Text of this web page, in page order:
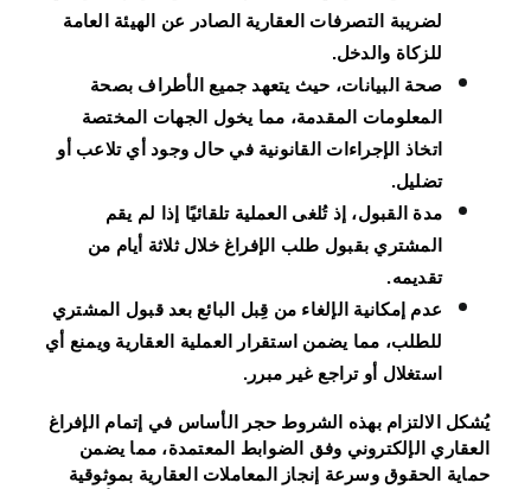
لضريبة التصرفات العقارية الصادر عن الهيئة العامة
للزكاة والدخل.
صحة البيانات، حيث يتعهد جميع الأطراف بصحة
المعلومات المقدمة، مما يخول الجهات المختصة
اتخاذ الإجراءات القانونية في حال وجود أي تلاعب أو
تضليل.
مدة القبول، إذ تُلغى العملية تلقائيًا إذا لم يقم
المشتري بقبول طلب الإفراغ خلال ثلاثة أيام من
تقديمه.
عدم إمكانية الإلغاء من قِبل البائع بعد قبول المشتري
للطلب، مما يضمن استقرار العملية العقارية ويمنع أي
استغلال أو تراجع غير مبرر.
يُشكل الالتزام بهذه الشروط حجر الأساس في إتمام الإفراغ
العقاري الإلكتروني وفق الضوابط المعتمدة، مما يضمن
حماية الحقوق وسرعة إنجاز المعاملات العقارية بموثوقية